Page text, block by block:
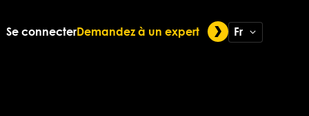
Se connecterDemandez à un expert Fr